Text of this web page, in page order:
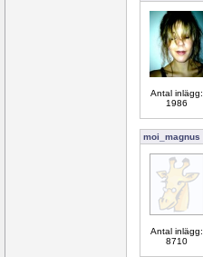
Antal inlägg:
1986
moi_magnus
Antal inlägg:
8710